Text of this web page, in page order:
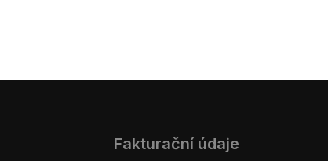
Fakturační údaje